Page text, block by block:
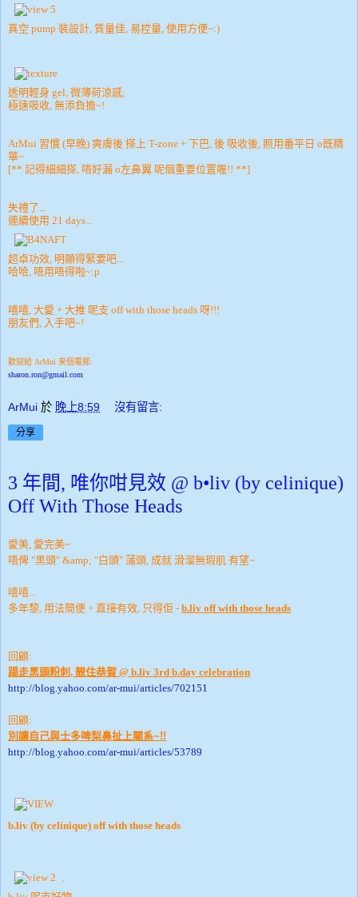
真空 pump 裝設計, 質量佳, 易控量, 使用方便~:)
透明輕身 gel, 微薄荷涼感;
極速吸收, 無添負擔~!
ArMui 習慣 (早晚) 爽膚後 搽上 T-zone + 下巴, 後 吸收後, 照用番平日 o既精
華~
[** 記得細細搽, 唔好漏 o左鼻翼 呢個重要位置喔!! **]
失禮了...
連續使用 21 days...
超卓功效, 明顯得緊要吧...
哈哈, 唔用唔得啦~:p
嘻嘻, 大愛 + 大推 呢支 off with those heads 呀!!!
朋友們, 入手吧~!
歡迎給 ArMui 來個電郵:
sharon.ron@gmail.com
ArMui 於 晚上8:59 沒有留言:
分享
3 年間, 唯你咁見效 @ b•liv (by celinique)
Off With Those Heads
愛美, 愛完美~
唔俾 "黑頭" &amp; "白頭" 蒲頭, 成就 滑溜無瑕肌 有望~
嘻嘻...
多年黎, 用法簡便 + 直接有效, 只得佢 - b.liv off with those heads
回顧:
踼走黑頭粉刺, 靚住恭賀 @ b.liv 3rd b.day celebration
http://blog.yahoo.com/ar-mui/articles/702151
回顧:
別讓自己與士多啤梨鼻扯上關系~!!
http://blog.yahoo.com/ar-mui/articles/53789
b.liv (by celinique) off with those heads
.